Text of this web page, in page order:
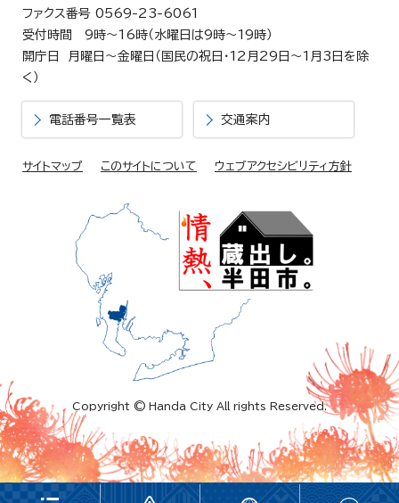
ファクス番号 0569-23-6061
受付時間 9時～16時（水曜日は9時～19時）
開庁日 月曜日～金曜日（国民の祝日・12月29日～1月3日を除
く）
電話番号一覧表 交通案内
サイトマップ このサイトについて ウェブアクセシビリティ方針
Copyright © Handa City All rights Reserved.